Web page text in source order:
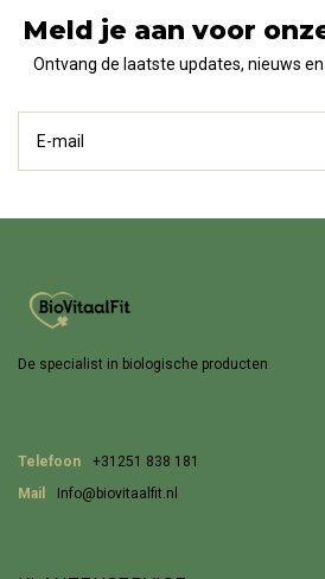
Meld je aan voor
Ontvang de laatste updates, nieuws
De specialist in biologische producten
Telefoon
+31251 838 181
Mail
Info@biovitaalfit.nl